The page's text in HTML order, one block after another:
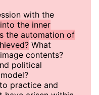
with the
the inner
the automation of
What
contents?
political
practice and